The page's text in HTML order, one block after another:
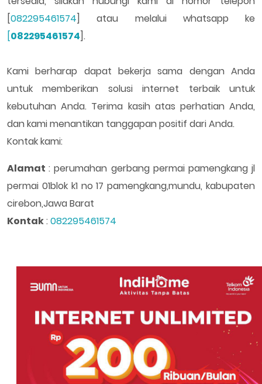
[082295461574] atau melalui whatsapp ke
[082295461574].
Kami berharap dapat bekerja sama dengan Anda
untuk memberikan solusi internet terbaik untuk
kebutuhan Anda. Terima kasih atas perhatian Anda,
dan kami menantikan tanggapan positif dari Anda.
Kontak kami:
Alamat: perumahan gerbang permai pamengkang jl
permai 01blok k1 no 17 pamengkang,mundu, kabupaten
cirebon,Jawa Barat
Kontak:082295461574